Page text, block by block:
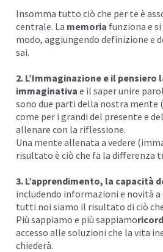
Insomma tutto ciò che per te è
centrale. La memoria funziona e
modo, aggiungendo definizione e
sai.
2. L’Immaginazione e il pensiero
immaginativa e il saper unire
sono due parti della nostra mente
come per i grandi del presente e
allenare con la riflessione.
Una mente allenata a vedere
risultato è ciò che fa la differenza
3. L’apprendimento, la capacità
includendo informazioni e novità a
tutti noi siamo il risultato di ciò
Più sappiamo e più sappiamo
accesso alle soluzioni che la vita
chiederà.